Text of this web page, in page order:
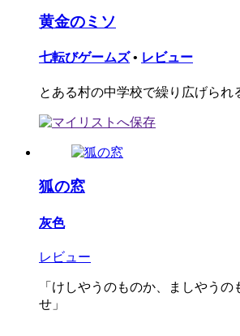
黄金のミソ
七転びゲームズ • レビュー
とある村の中学校で繰り広げられ
狐の窓
灰色
レビュー
「けしやうのものか、ましやう
せ」